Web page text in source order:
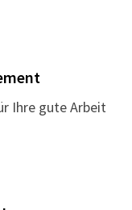
Ihre gute Arbeit